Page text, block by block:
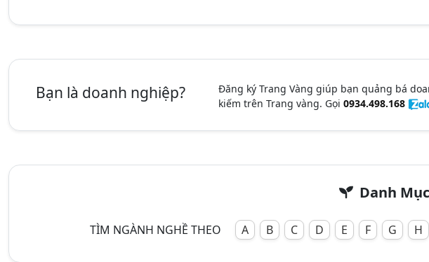
Bạn là doanh nghiệp?
Đăng ký Trang Vàng giúp bạn quảng bá
kiếm trên Trang vàng. Gọi 0934.498.168
Danh
TÌM NGÀNH NGHỀ THEO A B C D E F G H